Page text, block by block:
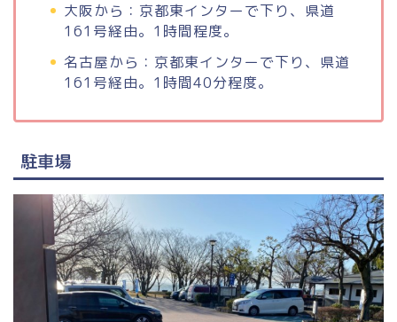
大阪から：京都東インターで下り、県道
161号経由。1時間程度。
名古屋から：京都東インターで下り、県道
161号経由。1時間40分程度。
駐車場